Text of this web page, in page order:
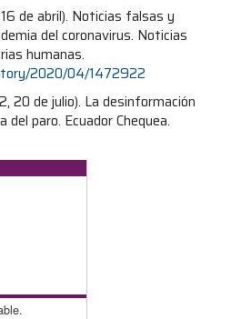
de abril). Noticias falsas y
del coronavirus. Noticias
humanas.
2020/04/1472922
20 de julio). La desinformación
paro. Ecuador Chequea.